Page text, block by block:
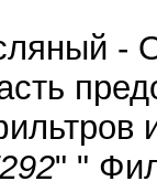
-
" "